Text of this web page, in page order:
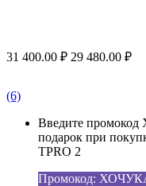
31 400.00 ₽ 29 480.00 ₽
(6)
Введите
подарок при
TPRO 2
Промокод: